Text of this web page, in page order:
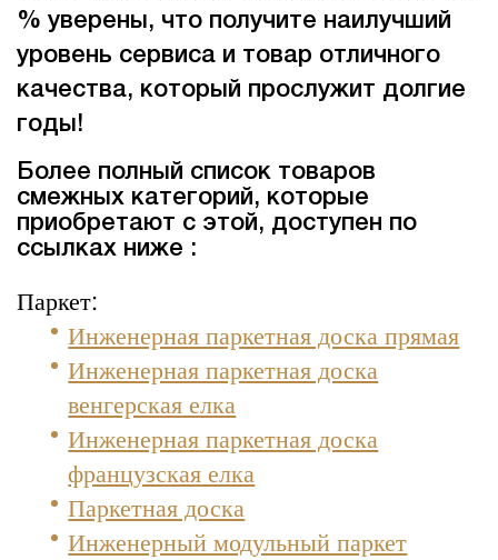
% уверены, что получите наилучший
уровень сервиса и товар отличного
качества, который прослужит долгие
годы!
Более полный список товаров
смежных категорий, которые
приобретают с этой, доступен по
ссылках ниже :
Паркет:
Инженерная паркетная доска прямая
Инженерная паркетная доска
венгерская елка
Инженерная паркетная доска
французская елка
Паркетная доска
Инженерный модульный паркет